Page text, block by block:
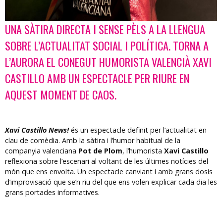
Diapositiva 1 de 1
UNA SÀTIRA DIRECTA I SENSE PÈLS A LA LLENGUA
SOBRE L’ACTUALITAT SOCIAL I POLÍTICA. TORNA A
L’AURORA EL CONEGUT HUMORISTA VALENCIÀ XAVI
CASTILLO AMB UN ESPECTACLE PER RIURE EN
AQUEST MOMENT DE CAOS.
Xavi Castillo News!és un espectacle definit per l’actualitat en
clau de comèdia. Amb la sàtira i l’humor habitual de la
companyia valenciana Pot de Plom, l’humorista Xavi Castillo
reflexiona sobre l’escenari al voltant de les últimes notícies del
món que ens envolta. Un espectacle canviant i amb grans dosis
d’improvisació que se’n riu del que ens volen explicar cada dia les
grans portades informatives.